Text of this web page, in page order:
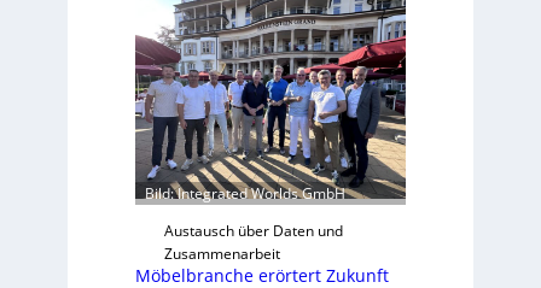
c
o
l
ä
d
t
z
u
r
H
a
u
Bild: Integrated Worlds GmbH
Austausch über Daten und
Zusammenarbeit
Möbelbranche erörtert Zukunft